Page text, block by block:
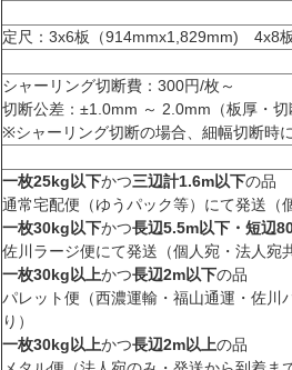
定尺：3x6板（914mmx1,829mm) 4x8
シャーリング切断費：300円/枚～
切断公差：±1.0mm ～ 2.0mm（板厚・切
※シャーリング切断の場合、細幅切断時
一枚25kg以下かつ三辺計1.6m以下の品
通常宅配便（ゆうパック等）にて発送（
一枚30kg以下かつ長辺5.5m以下・短辺
佐川ラージ便にて発送（個人宛・法人宛
一枚30kg以上かつ長辺2m以下の品
パレット便（西濃運輸・福山通運・佐川
り）
一枚30kg以上かつ長辺2m以上の品